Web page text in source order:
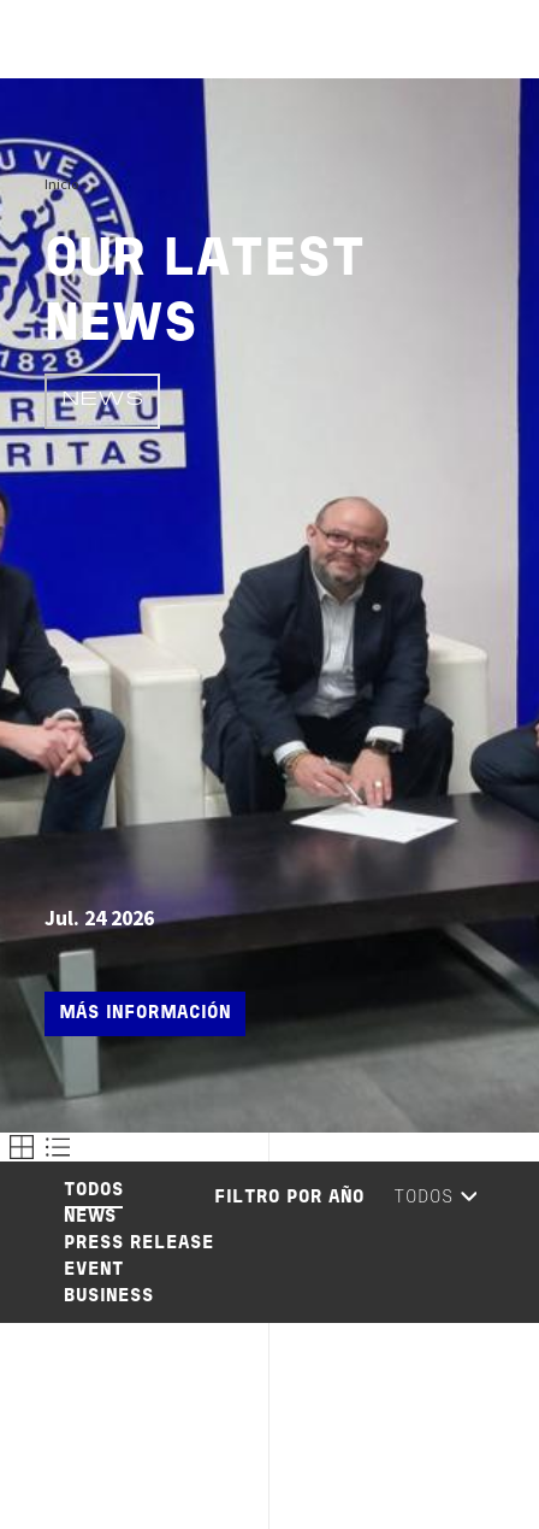
Inicio
OUR LATEST
NEWS
NEWS
Jul. 24 2026
MÁS INFORMACIÓN
TODOS
NEWS
PRESS RELEASE
EVENT
BUSINESS
FILTRO POR AÑO